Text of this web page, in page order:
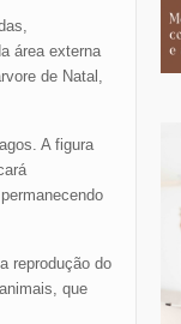
área externa
de Natal,
A figura
reprodução do
que